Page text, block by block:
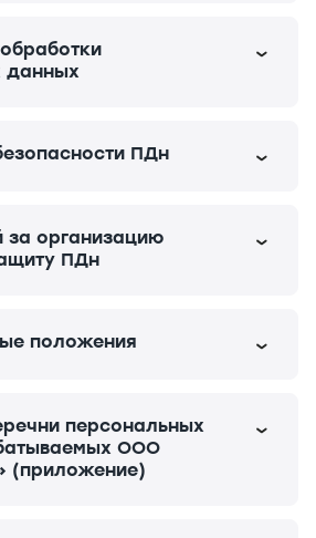
данных
ПДн
за организацию
ПДн
положения
персональных
ООО
(приложение)